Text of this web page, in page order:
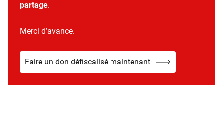
partage.
Merci d’avance.
Faire un don défiscalisé maintenant